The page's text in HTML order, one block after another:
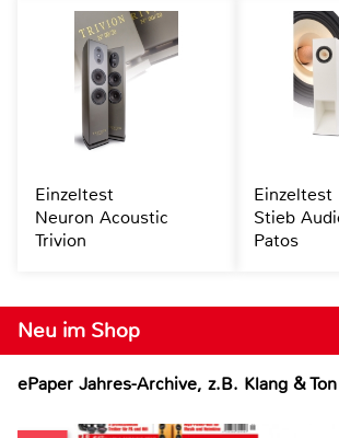
Neu im Shop
ePaper Jahres-Archive, z.B. Klang & Ton
Einzeltest
Neuron Acoustic
Trivion
Einzeltest
Stieb
Patos